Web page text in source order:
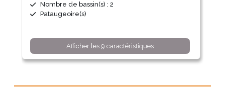
Nombre de bassin(s) : 2
Pataugeoire(s)
Afficher les 9 caractéristiques